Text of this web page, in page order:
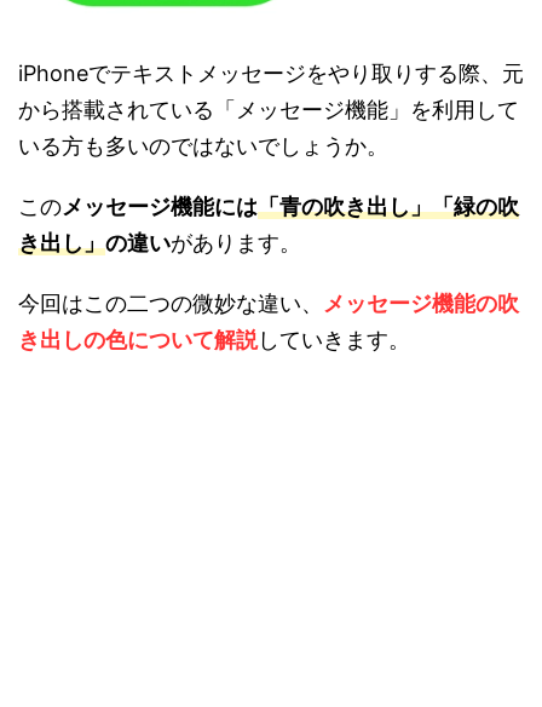
iPhoneでテキストメッセージをやり取りする際、元
から搭載されている「メッセージ機能」を利用して
いる方も多いのではないでしょうか。
このメッセージ機能には「青の吹き出し」「緑の吹
き出し」の違いがあります。
今回はこの二つの微妙な違い、 メッセージ機能の吹
き出しの色について解説していきます。